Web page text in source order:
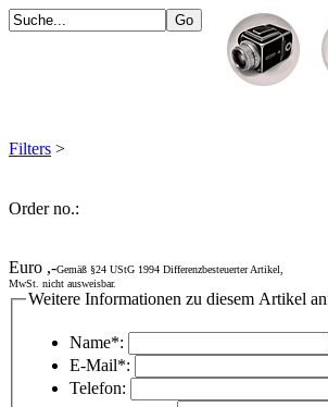
Filters >
Order no.:
Euro ,-Gemäß §24 UStG 1994 Differenzbesteuerter Artikel,
MwSt. nicht ausweisbar.
Weitere Informationen zu diesem Artikel
Name*:
E-Mail*:
Telefon: